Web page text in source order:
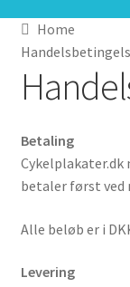
Betaling
Kasse
Kurv
Min Konto
Home
Betaling
Cykelplakater.dk
betaler først ved
Alle beløb er i
Levering